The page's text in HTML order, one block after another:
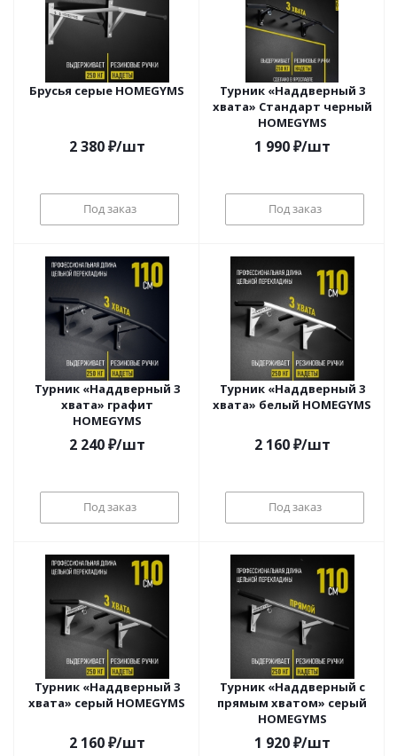
Брусья серые HOMEGYMS
2 380₽/шт
Под заказ
Турник «Наддверный 3
хвата» Стандарт черный
HOMEGYMS
1 990₽/шт
Под заказ
Турник «Наддверный 3
хвата» графит
HOMEGYMS
2 240₽/шт
Под заказ
Турник «Наддверный 3
хвата» белый HOMEGYMS
2 160₽/шт
Под заказ
Турник «Наддверный 3
хвата» серый HOMEGYMS
2 160₽/шт
Турник «Наддверный с
прямым хватом» серый
HOMEGYMS
1 920₽/шт